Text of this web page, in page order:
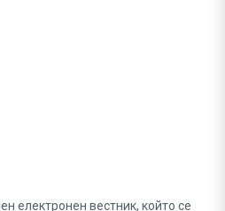
електронен вестник, който се